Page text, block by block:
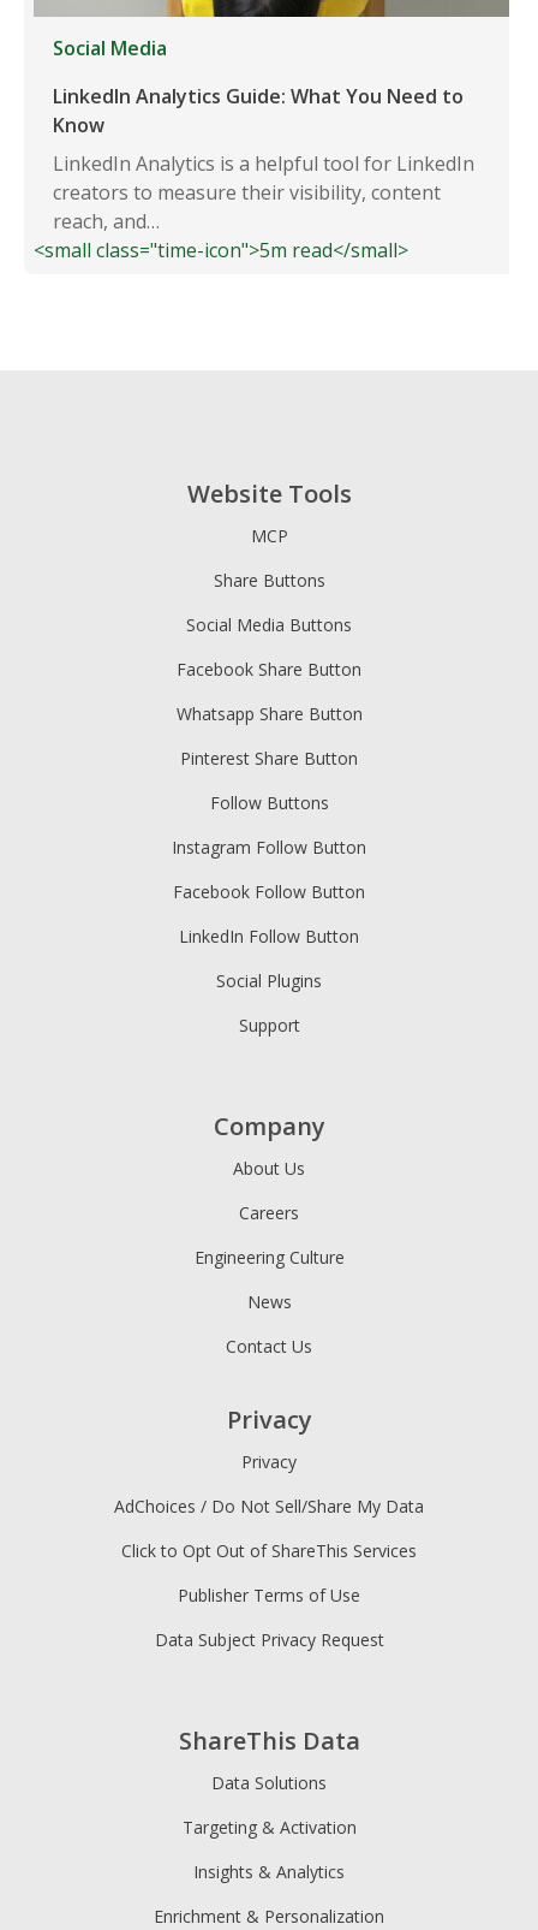
Social Media
LinkedIn Analytics Guide: What You Need to
Know
LinkedIn Analytics is a helpful tool for LinkedIn
creators to measure their visibility, content
reach, and…
<small class="time-icon">5m read</small>
Website Tools
MCP
Share Buttons
Social Media Buttons
Facebook Share Button
Whatsapp Share Button
Pinterest Share Button
Follow Buttons
Instagram Follow Button
Facebook Follow Button
LinkedIn Follow Button
Social Plugins
Support
ShareThis Data
Data Solutions
Targeting & Activation
Insights & Analytics
Enrichment & Personalization
Company
About Us
Careers
Engineering Culture
News
Contact Us
Privacy
Privacy
AdChoices / Do Not Sell/Share My Data
Click to Opt Out of ShareThis Services
Publisher Terms of Use
Data Subject Privacy Request